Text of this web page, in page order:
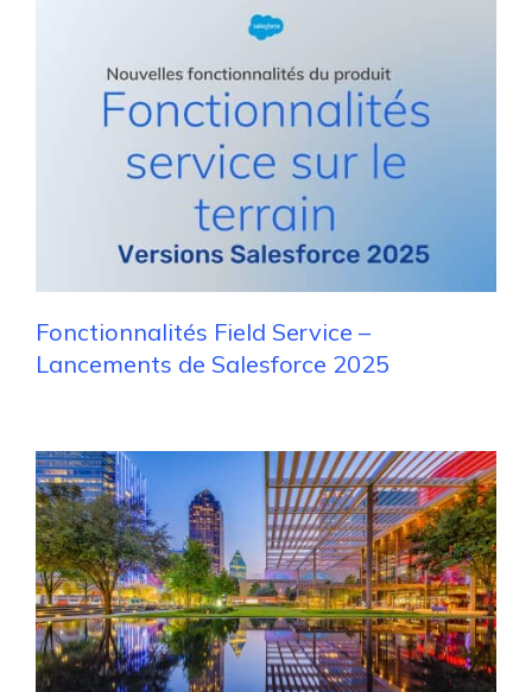
Fonctionnalités Field Service –
Lancements de Salesforce 2025